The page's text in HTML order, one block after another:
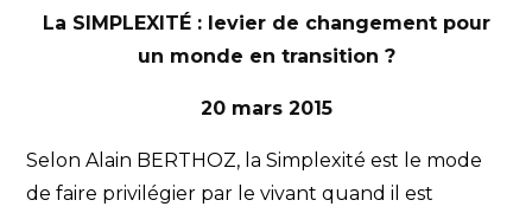
La SIMPLEXITÉ : levier de changement pour
un monde en transition ?
20 mars 2015
Selon Alain BERTHOZ, la Simplexité est le mode
de faire privilégier par le vivant quand il est